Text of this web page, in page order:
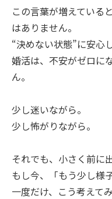
この言葉が増えている
はありません。
“決めない状態”に安心
婚活は、不安がゼロに
ん。
少し迷いながら。
少し怖がりながら。
それでも、小さく前に
もし今、「もう少し様
一度だけ、こう考えて